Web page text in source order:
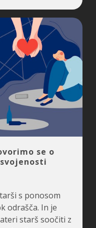
se o
s ponosom
odrašča. In je
starš soočiti z